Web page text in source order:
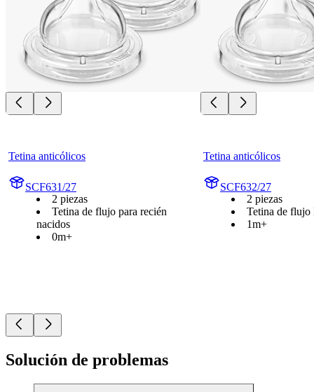
Tetina anticólicos
SCF631/27
2 piezas
Tetina de flujo para recién
nacidos
0m+
Tetina anticólicos
SCF632/27
2 piezas
Tetina de flujo
1m+
Solución de problemas